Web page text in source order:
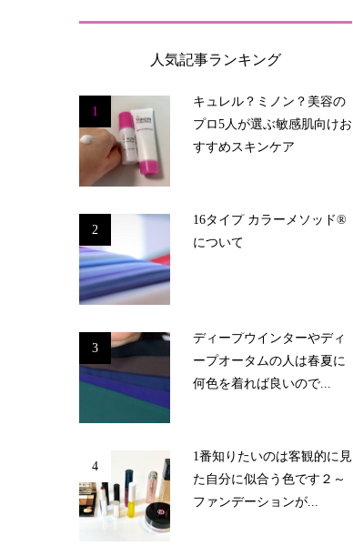
人気記事ランキング
1
キュレル？ミノン？美容の
プロ5人が選ぶ敏感肌向けお
すすめスキンケア
2
16タイプ カラーメソッド®
について
3
ディープウインターやディ
ープオータムの人は春夏に
何色を着れば良いので...
4
1番知りたいのは客観的に見
た自分に似合う色です２～
ファンデーションが...